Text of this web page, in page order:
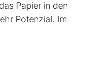
Papier in den
Potenzial. Im